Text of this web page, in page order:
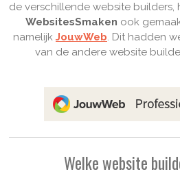
de verschillende website
WebsitesSmaken ook
namelijk JouwWeb. Dit hadden
van de andere website
Welke website